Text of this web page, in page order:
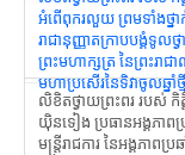
អំពើពុករលួយ ព្រមទាំងថ្នា
រាជានុញ្ញាតក្រាបបង្គំទូល
ព្រះមហាក្សត្រ នៃព្រះរាជ
មហាប្រសើរនៃទិវាចូលឆ្ន
លិខិតថ្វាយព្រះពរ របស់
យ៉ិនទៀង ប្រធានអង្គភាព
មន្ត្រីរាជការ នៃអង្គភាព